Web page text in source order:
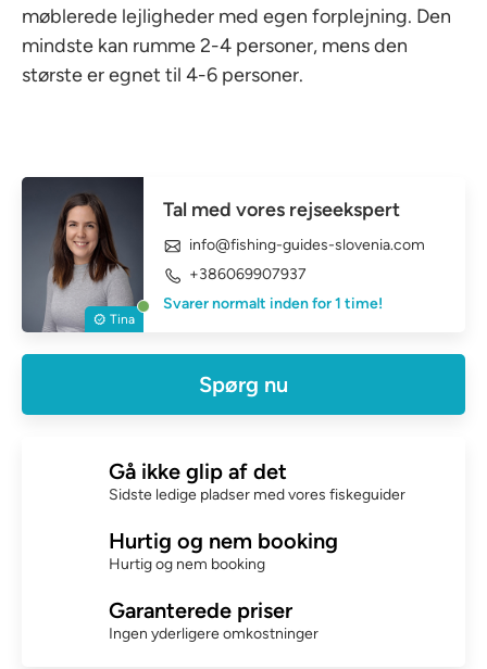
møblerede lejligheder med egen forplejning. Den
mindste kan rumme 2-4 personer, mens den
største er egnet til 4-6 personer.
Tina
Tal med vores rejseekspert
info@fishing-guides-slovenia.com
+386069907937
Svarer normalt inden for 1 time!
Spørg nu
Gå ikke glip af det
Sidste ledige pladser med vores fiskeguider
Hurtig og nem booking
Hurtig og nem booking
Garanterede priser
Ingen yderligere omkostninger